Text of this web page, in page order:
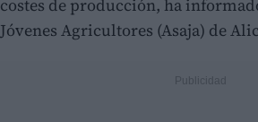
costes de producción, ha
Jóvenes Agricultores (Asaja) de